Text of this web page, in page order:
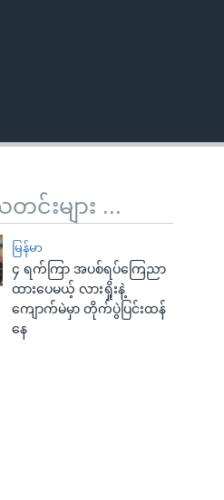
းများ ...
မြန်မာ
၄ ရက်ကြာ အပစ်ရပ်ကြေညာ
ထားပေမယ့် လားရှိုးနဲ့
ကျောက်မဲမှာ တိုက်ပွဲပြင်းထန်
နေ